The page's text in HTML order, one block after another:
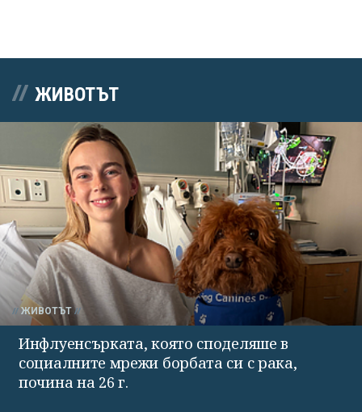
ЖИВОТЪТ
ЖИВОТЪТ
Инфлуенсърката, която споделяше в
социалните мрежи борбата си с рака,
почина на 26 г.